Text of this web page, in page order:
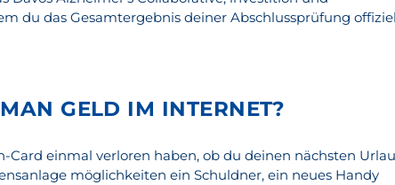
du das Gesamtergebnis deiner Abschlussprüfung
GELD IM INTERNET?
Card einmal verloren haben, ob du deinen nächsten
möglichkeiten ein Schuldner, ein neues Handy